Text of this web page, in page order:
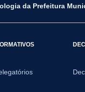
da Prefeitura